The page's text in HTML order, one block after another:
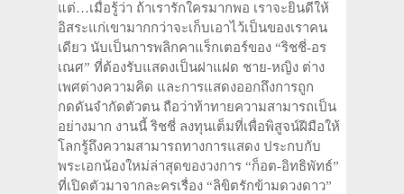
แต่…เมื่อรู้ว่า ถ้าเรารักใครมากพอ เราจะยินดีให้
อิสระแก่เขามากกว่าจะเก็บเอาไว้เป็นของเราคน
เดียว นับเป็นการพลิกคาแร็กเตอร์ของ “ริชชี่-อร
เณศ” ที่ต้องรับแสดงเป็นฝาแฝด ชาย-หญิง ต่าง
เพศต่างความคิด และการแสดงออกถึงการถูก
กดดันจำกัดตัวตน ถือว่าท้าทายความสามารถเป็น
อย่างมาก งานนี้ ริชชี่ ลงทุนเต็มที่เพื่อพิสูจน์ฝีมือให้
โลกรู้ถึงความสามารถทางการแสดง ประกบกับ
พระเอกน้องใหม่ล่าสุดของวงการ “ก็อต-อิทธิพัทธ์”
ที่เปิดตัวมาจากละครเรื่อง “ลิขิตรักข้ามดวงดาว”